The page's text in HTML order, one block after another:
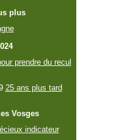
plus
prendre du recul
25 ans plus tard
Vosges
indicateur